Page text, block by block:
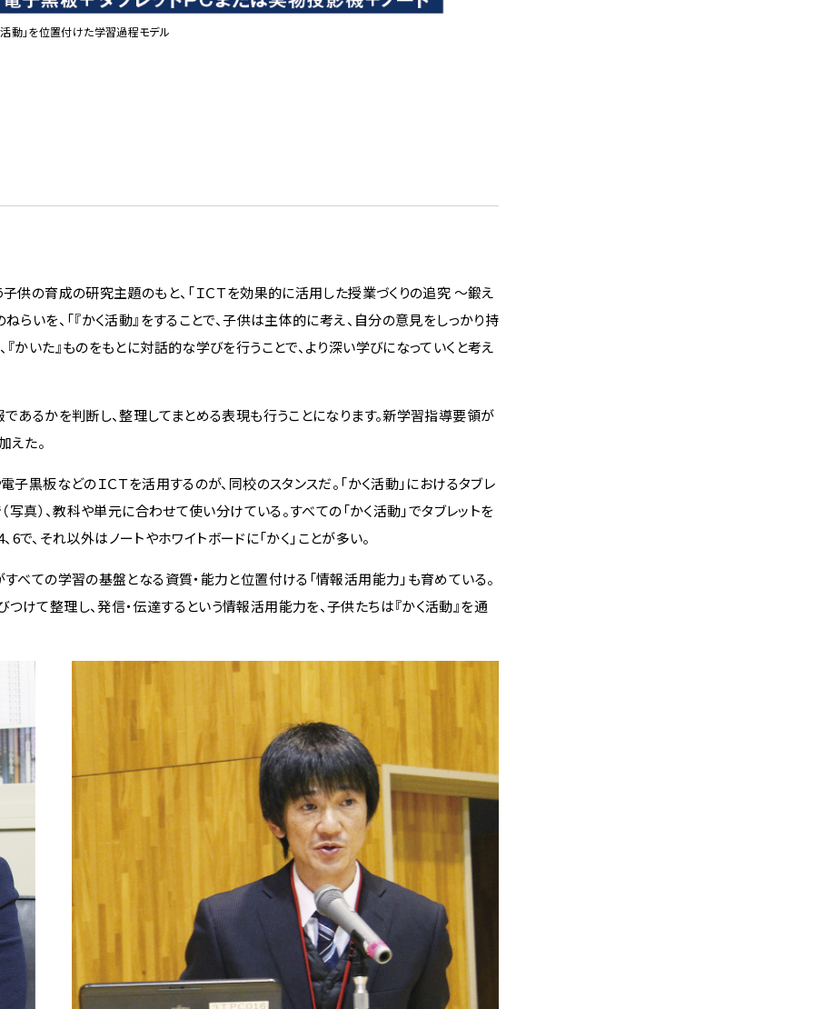
動」を位置付けた学習過程モデル
の育成の研究主題のもと、「ＩＣＴを効果的に活用した授業づくりの追究 〜鍛え
らいを、「『かく活動』をすることで、子供は主体的に考え、自分の意見をしっかり持
かいた』ものをもとに対話的な学びを行うことで、より深い学びになっていくと考え
あるかを判断し、整理してまとめる表現も行うことになります。新学習指導要領が
えた。
黒板などのＩＣＴを活用するのが、同校のスタンスだ。「かく活動」におけるタブレ
写真）、教科や単元に合わせて使い分けている。すべての「かく活動」でタブレットを
6で、それ以外はノートやホワイトボードに「かく」ことが多い。
べての学習の基盤となる資質・能力と位置付ける「情報活用能力」も育めている。
けて整理し、発信・伝達するという情報活用能力を、子供たちは『かく活動』を通